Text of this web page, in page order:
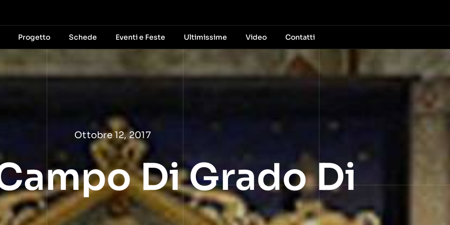
Progetto Schede Eventi e Feste Ultimissime Video Contatti
Ottobre 12, 2017
Di Grado Di